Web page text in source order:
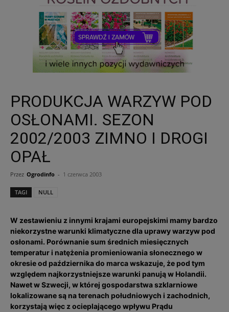
PRODUKCJA WARZYW POD
OSŁONAMI. SEZON
2002/2003 ZIMNO I DROGI
OPAŁ
Przez Ogrodinfo - 1 czerwca 2003
TAGI NULL
W zestawieniu z innymi krajami europejskimi mamy bardzo
niekorzystne warunki klimatyczne dla uprawy warzyw pod
osłonami. Porównanie sum średnich miesięcznych
temperatur i natężenia promieniowania słonecznego w
okresie od października do marca wskazuje, że pod tym
względem najkorzystniejsze warunki panują w Holandii.
Nawet w Szwecji, w której gospodarstwa szklarniowe
lokalizowane są na terenach południowych i zachodnich,
korzystają więc z ocieplającego wpływu Prądu